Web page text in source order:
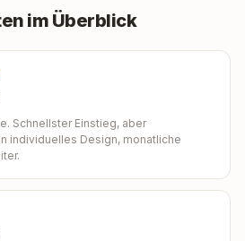
im Überblick
Schnellster Einstieg, aber
individuelles Design, monatliche